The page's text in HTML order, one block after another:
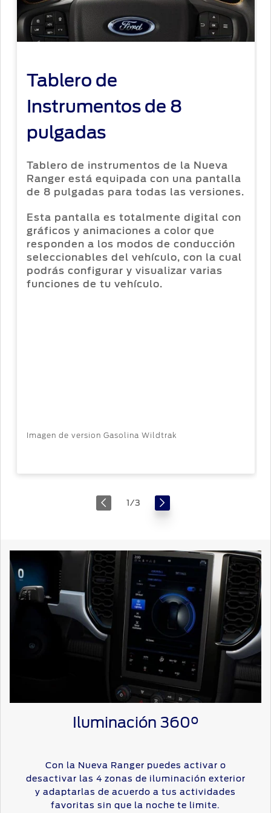
Conoce
Tu Ford
Servicio
Guía de
Originales
Responsabilidad
Social
Noticias
Contacto
Mi
1/3
Tablero de
Instrumentos de 8
pulgadas
Tablero de instrumentos de la Nueva
Ranger está equipada con una pantalla
de 8 pulgadas para todas las versiones.
Esta pantalla es totalmente digital con
gráficos y animaciones a color que
responden a los modos de conducción
seleccionables del vehículo, con la cual
podrás configurar y visualizar varias
funciones de tu vehículo.
Imagen de version Gasolina Wildtrak
Iluminación 360°
Con la Nueva Ranger puedes activar o
desactivar las 4 zonas de iluminación exterior
y adaptarlas de acuerdo a tus actividades
favoritas sin que la noche te limite.